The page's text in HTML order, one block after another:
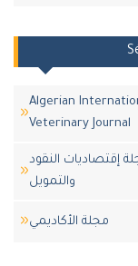
Algerian
Veterinary Journal
إقتصاديات النقود
والتمويل
مجلة اﻷكاديمي